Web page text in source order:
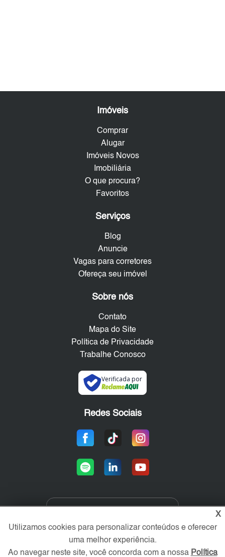
Imóveis
Comprar
Alugar
Imóveis Novos
Imobiliária
O que procura?
Favoritos
Serviços
Blog
Anuncie
Vagas para corretores
Ofereça seu imóvel
Sobre nós
Contato
Mapa do Site
Política de Privacidade
Trabalhe Conosco
Verificada por
Redes Sociais
acesse sua conta:
X
Utilizamos cookies para personalizar conteúdos e oferecer
uma melhor experiência.
Ao navegar neste site, você concorda com a nossa Política